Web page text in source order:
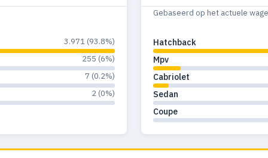
3.971 (93.8%)
255 (6%)
7 (0.2%)
2 (0%)
Gebaseerd op het actuele
Hatchback
Mpv
Cabriolet
Sedan
Coupe